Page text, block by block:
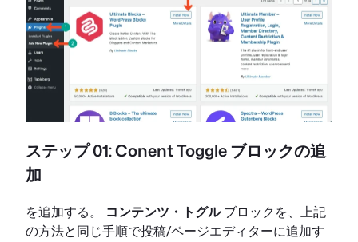
ステップ 01: Conent Toggle ブロックの追
加
を追加する。 コンテンツ・トグルブロックを、上記
の方法と同じ手順で投稿/ページエディターに追加す